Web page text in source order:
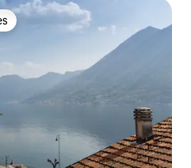
huéspedes